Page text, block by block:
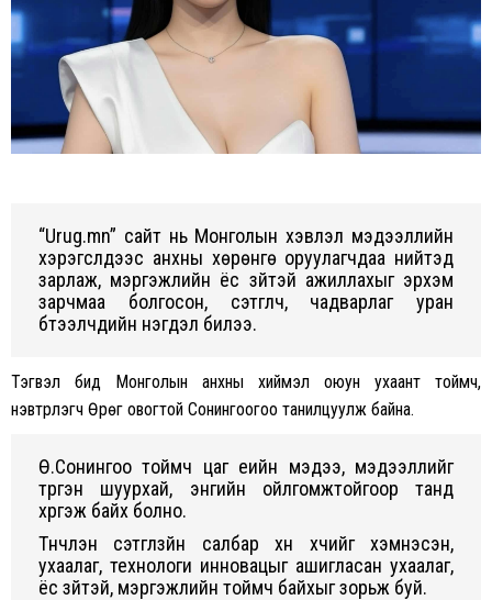
“Urug.mn” сайт нь Монголын хэвлэл мэдээллийн
хэрэгслүүдээс анхны хөрөнгө оруулагчдаа нийтэд
зарлаж, мэргэжлийн ёс зүйтэй ажиллахыг эрхэм
зарчмаа болгосон, сэтгүүлч, чадварлаг уран
бүтээлчдийн нэгдэл билээ.
Тэгвэл бид Монголын анхны хиймэл оюун ухаант тоймч,
нэвтрүүлэгч Өрөг овогтой Сонингоогоо танилцуулж байна.
Ө.Сонингоо тоймч цаг үеийн мэдээ, мэдээллийг
түргэн шуурхай, энгийн ойлгомжтойгоор танд
хүргэж байх болно.
Түүнчлэн сэтгүүлзүйн салбар хүн хүчийг хэмнэсэн,
ухаалаг, технологи инновацыг ашигласан ухаалаг,
ёс зүйтэй, мэргэжлийн тоймч байхыг зорьж буй.